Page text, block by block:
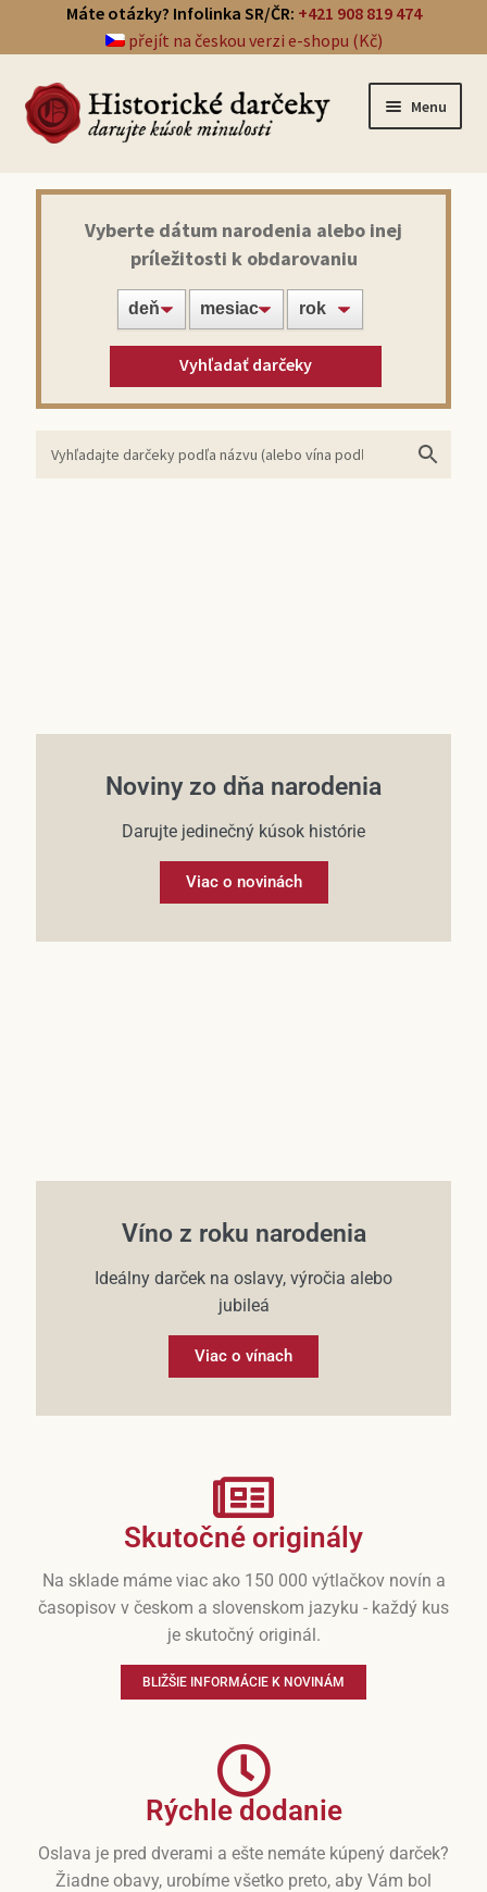
Máte otázky? Infolinka SR/ČR: +421 908 819 474
přejít na českou verzi e-shopu (Kč)
Menu
Prehľad darčekov
Noviny zo dňa narodenia
Víno z roku narodenia
Vyberte dátum narodenia alebo inej
príležitosti k obdarovaniu
Vyhľadať darčeky
Noviny zo dňa narodenia
Darujte jedinečný kúsok histórie
Viac o novinách
Víno z roku narodenia
Ideálny darček na oslavy, výročia alebo
jubileá
Viac o vínach
Skutočné originály
Na sklade máme viac ako 150 000 výtlačkov novín a
časopisov v českom a slovenskom jazyku - každý kus
je skutočný originál.
BLIŽŠIE INFORMÁCIE K NOVINÁM
Rýchle dodanie
Oslava je pred dverami a ešte nemáte kúpený darček?
Žiadne obavy, urobíme všetko preto, aby Vám bol